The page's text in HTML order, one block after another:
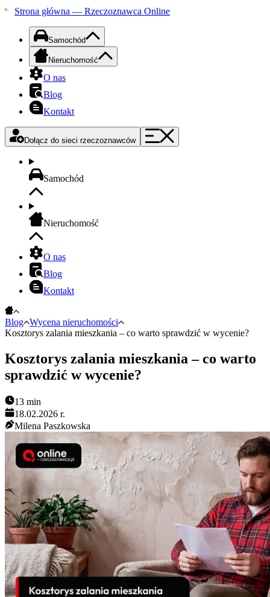
Strona główna — Rzeczoznawca Online
Samochód
Nieruchomość
O nas
Blog
Kontakt
Dołącz do sieci rzeczoznawców
Samochód
Nieruchomość
O nas
Blog
Kontakt
Blog Wycena nieruchomości
Kosztorys zalania mieszkania – co warto sprawdzić w wycenie?
Kosztorys zalania mieszkania – co warto
sprawdzić w wycenie?
13 min
18.02.2026 r.
Milena Paszkowska